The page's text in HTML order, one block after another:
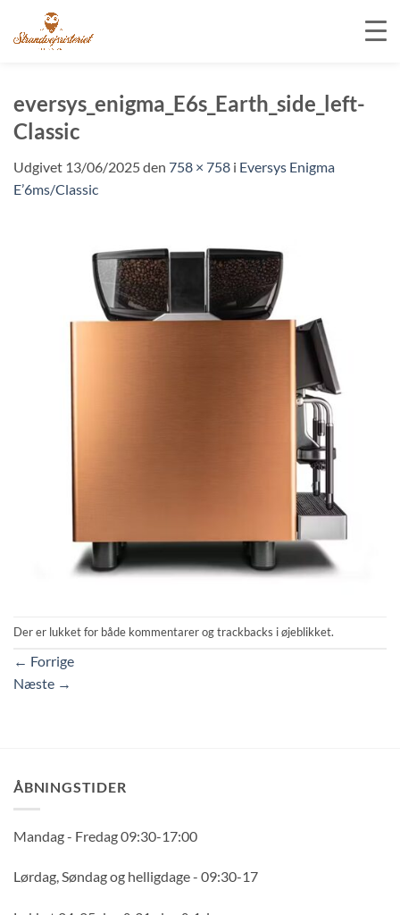
indhold
eversys_enigma_E6s_Earth_side_left-
Classic
Udgivet 13/06/2025den 758 × 758 i Eversys Enigma
E’6ms/Classic
Der er lukket for både kommentarer og trackbacks i øjeblikket.
← Forrige
Næste →
ÅBNINGSTIDER
Mandag - Fredag 09:30-17:00
Lørdag, Søndag og helligdage - 09:30-17